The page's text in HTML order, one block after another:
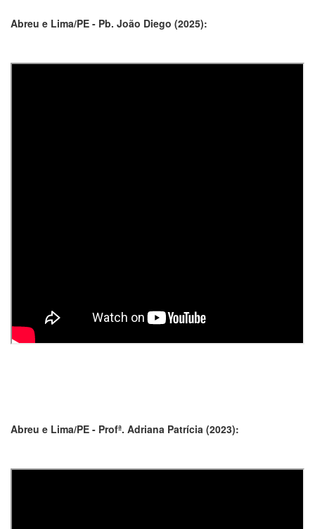
Abreu e Lima/PE - Pb. João Diego (2025):
Abreu e Lima/PE - Profª. Adriana Patrícia (2023):